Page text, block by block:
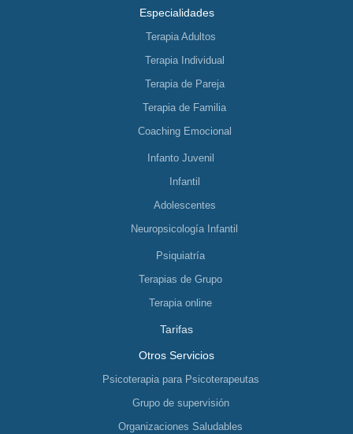
Especialidades
Terapia Adultos
Terapia Individual
Terapia de Pareja
Terapia de Familia
Coaching Emocional
Infanto Juvenil
Infantil
Adolescentes
Neuropsicología Infantil
Psiquiatría
Terapias de Grupo
Terapia online
Tarifas
Otros Servicios
Psicoterapia para Psicoterapeutas
Grupo de supervisión
Organizaciones Saludables